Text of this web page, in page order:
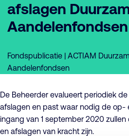
afslagen
Aandelenfondsen
Fondspublicatie | ACTIAM
Aandelenfondsen
De Beheerder evalueert periodiek
afslagen en past waar nodig de op-
ingang van 1 september 2020
en afslagen van kracht zijn.